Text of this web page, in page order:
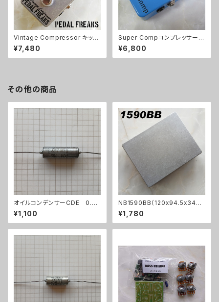
Vintage Compressor キット
【PEDAL FREAKS】
¥7,480
Super Compコンプレッサーキ
ット【BASIC KIT】
¥6,800
その他の商品
オイルコンデンサーCDE 0.04
7uF【在庫限り】
¥1,100
NB1590BB（120x94.5x34ｍ
ｍ）アルミダイキャストケース
¥1,780